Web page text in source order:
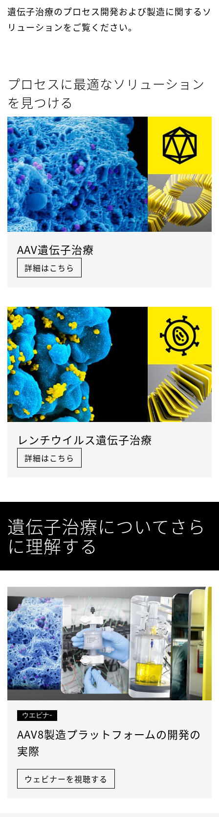
遺伝子治療のプロセス開発および製造に関するソ
リューションをご覧ください。
プロセスに最適なソリューション
を見つける
AAV遺伝子治療
詳細はこちら
レンチウイルス遺伝子治療
詳細はこちら
遺伝子治療についてさら
に理解する
ウエビナ-
AAV8製造プラットフォームの開発の
実際
ウェビナーを視聴する